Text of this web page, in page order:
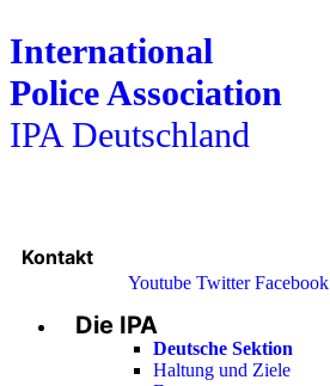
International
Police Association
IPA Deutschland
Kontakt
Youtube Twitter Facebook
Menu
Die IPA
Deutsche Sektion
Haltung und Ziele